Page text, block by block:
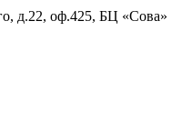
д.22, оф.425, БЦ «Сова»